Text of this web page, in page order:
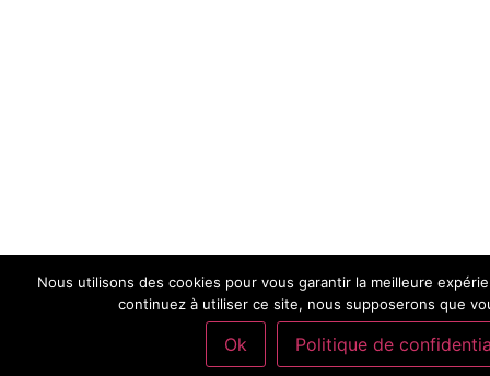
Nous utilisons des cookies pour vous garantir la meilleure
continuez à utiliser ce site, nous supposerons que
Ok Politique de